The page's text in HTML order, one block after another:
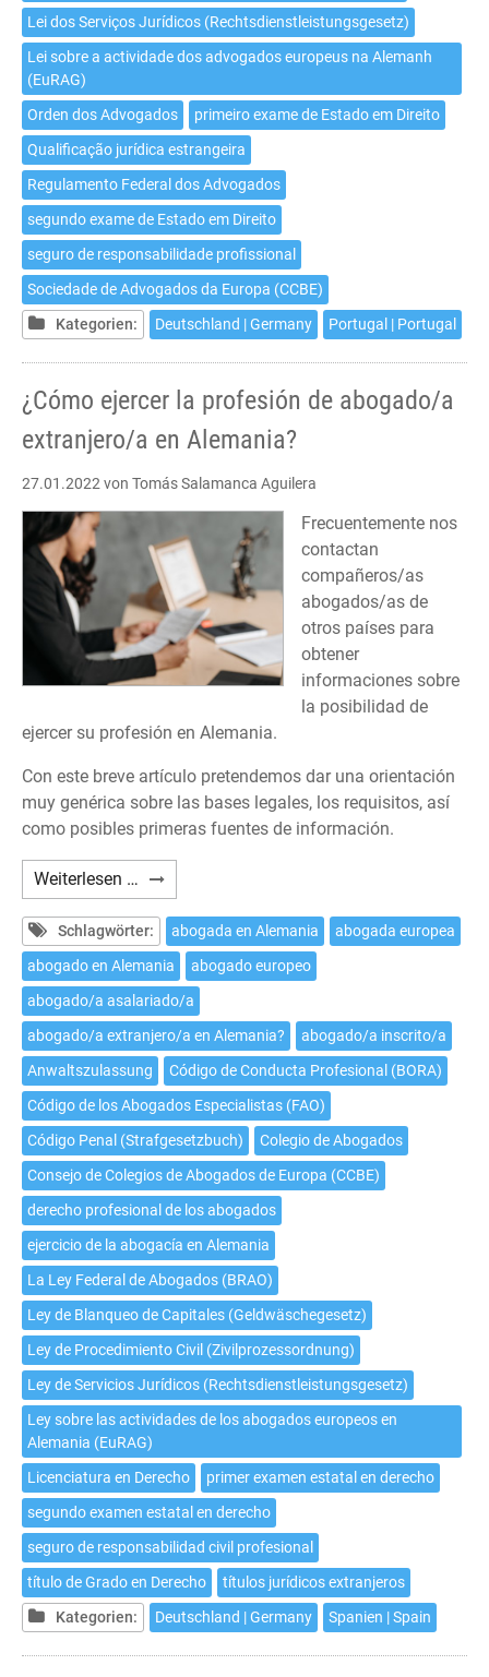
Lei dos Serviços Jurídicos (Rechtsdienstleistungsgesetz)
Lei sobre a actividade dos advogados europeus na Alemanh
(EuRAG)
Orden dos Advogados
primeiro exame de Estado em Direito
Qualificação jurídica estrangeira
Regulamento Federal dos Advogados
segundo exame de Estado em Direito
seguro de responsabilidade profissional
Sociedade de Advogados da Europa (CCBE)
Kategorien:
Deutschland | Germany Portugal | Portugal
¿Cómo ejercer la profesión de abogado/a
extranjero/a en Alemania?
27.01.2022 von Tomás Salamanca Aguilera
Frecuentemente nos
contactan
compañeros/as
abogados/as de
otros países para
obtener
informaciones sobre
la posibilidad de
ejercer su profesión en Alemania.
Con este breve artículo pretendemos dar una orientación
muy genérica sobre las bases legales, los requisitos, así
como posibles primeras fuentes de información.
Weiterlesen … ¿Cómo
ejercer
la
profesión
de
abogado/a
extranjero/a
en
Alemania?
Schlagwörter: abogada en Alemania
abogada europea
abogado en Alemania
abogado europeo
abogado/a asalariado/a
abogado/a extranjero/a en Alemania?
abogado/a inscrito/a
Anwaltszulassung
Código de Conducta Profesional (BORA)
Código de los Abogados Especialistas (FAO)
Código Penal (Strafgesetzbuch)
Colegio de Abogados
Consejo de Colegios de Abogados de Europa (CCBE)
derecho profesional de los abogados
ejercicio de la abogacía en Alemania
La Ley Federal de Abogados (BRAO)
Ley de Blanqueo de Capitales (Geldwäschegesetz)
Ley de Procedimiento Civil (Zivilprozessordnung)
Ley de Servicios Jurídicos (Rechtsdienstleistungsgesetz)
Ley sobre las actividades de los abogados europeos en
Alemania (EuRAG)
Licenciatura en Derecho
primer examen estatal en derecho
segundo examen estatal en derecho
seguro de responsabilidad civil profesional
título de Grado en Derecho
títulos jurídicos extranjeros
Kategorien:
Deutschland | Germany Spanien | Spain